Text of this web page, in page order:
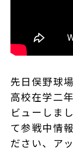
先日俣野球
高校在学二
ビューしま
て参戦中情
ださい、ア